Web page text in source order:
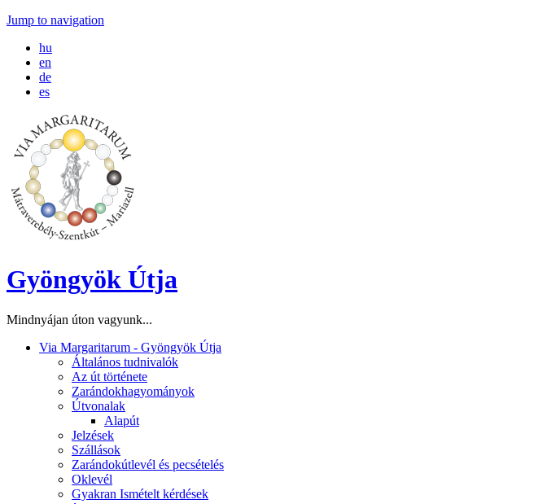
Jump to navigation
hu
en
de
es
Gyöngyök Útja
Mindnyájan úton vagyunk...
Via Margaritarum - Gyöngyök Útja
Általános tudnivalók
Az út története
Zarándokhagyományok
Útvonalak
Alapút
Jelzések
Szállások
Zarándokútlevél és pecsételés
Oklevél
Gyakran Ismételt kérdések